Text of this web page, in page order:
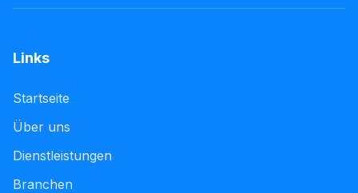
Links
Startseite
Über uns
Dienstleistungen
Branchen